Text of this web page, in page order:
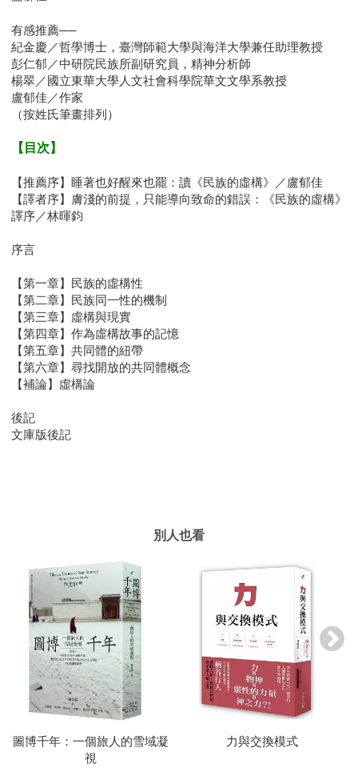
有感推薦──
紀金慶／哲學博士，臺灣師範大學與海洋大學兼任助理教授
彭仁郁／中研院民族所副研究員，精神分析師
楊翠／國立東華大學人文社會科學院華文文學系教授
盧郁佳／作家
（按姓氏筆畫排列）
【目次】
【推薦序】睡著也好醒來也罷：讀《民族的虛構》／盧郁佳
【譯者序】膚淺的前提，只能導向致命的錯誤：《民族的虛構》
譯序／林暉鈞
序言
【第一章】民族的虛構性
【第二章】民族同一性的機制
【第三章】虛構與現實
【第四章】作為虛構故事的記憶
【第五章】共同體的紐帶
【第六章】尋找開放的共同體概念
【補論】虛構論
後記
文庫版後記
別人也看
圖博千年：一個旅人的雪域凝
視
力與交換模式